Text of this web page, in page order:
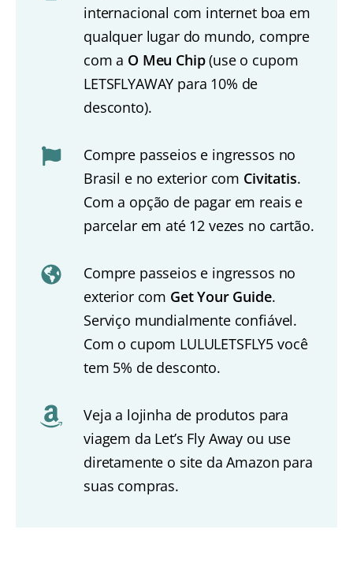
internacional com internet boa em
qualquer lugar do mundo, compre
com a O Meu Chip(use o cupom
LETSFLYAWAY para 10% de
desconto).
Compre passeios e ingressos no
Brasil e no exterior com Civitatis.
Com a opção de pagar em reais e
parcelar em até 12 vezes no cartão.
Compre passeios e ingressos no
exterior com Get Your Guide.
Serviço mundialmente confiável.
Com o cupom LULULETSFLY5 você
tem 5% de desconto.
Veja a lojinha de produtos para
viagem da Let’s Fly Away ou use
diretamente o site da Amazon para
suas compras.